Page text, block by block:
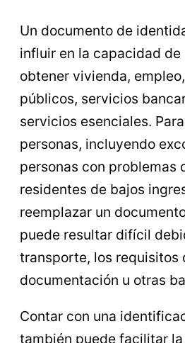
Un documento de
influir en la capacidad de
obtener vivienda,
públicos, servicios
servicios esenciales.
personas, incluyendo
personas con problemas
residentes de bajos
reemplazar un
puede resultar difícil
transporte, los requisitos
documentación u otras
Contar con una
también puede facilitar